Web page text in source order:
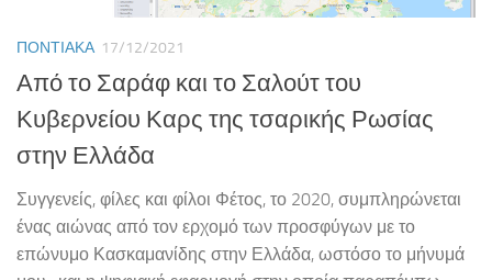
ΠΟΝΤΙΑΚΆ 17/12/2021
Από το Σαράφ και το Σαλούτ του
Κυβερνείου Καρς της τσαρικής Ρωσίας
στην Ελλάδα
Συγγενείς, φίλες και φίλοι Φέτος, το 2020, συμπληρώνεται
ένας αιώνας από τον ερχομό των προσφύγων με το
επώνυμο Κασκαμανίδης στην Ελλάδα, ωστόσο το μήνυμά